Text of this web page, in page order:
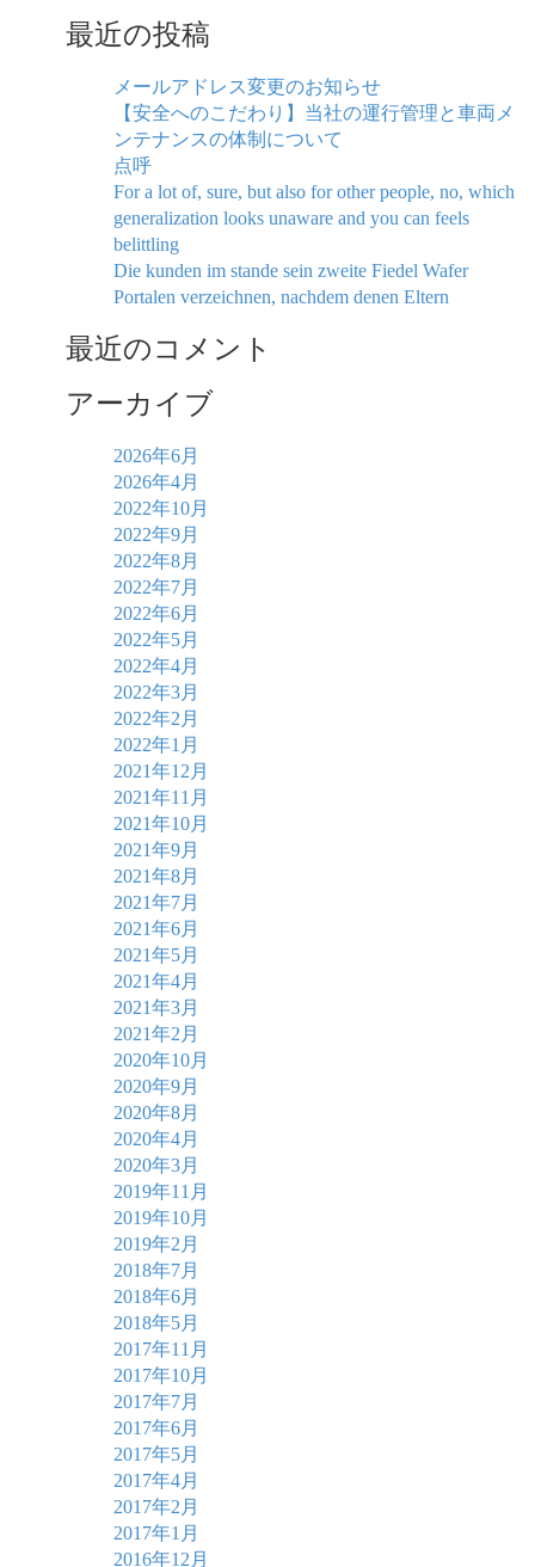
最近の投稿
メールアドレス変更のお知らせ
【安全へのこだわり】当社の運行管理と車両メ
ンテナンスの体制について
点呼
For a lot of, sure, but also for other people, no, which
generalization looks unaware and you can feels
belittling
Die kunden im stande sein zweite Fiedel Wafer
Portalen verzeichnen, nachdem denen Eltern
最近のコメント
アーカイブ
2026年6月
2026年4月
2022年10月
2022年9月
2022年8月
2022年7月
2022年6月
2022年5月
2022年4月
2022年3月
2022年2月
2022年1月
2021年12月
2021年11月
2021年10月
2021年9月
2021年8月
2021年7月
2021年6月
2021年5月
2021年4月
2021年3月
2021年2月
2020年10月
2020年9月
2020年8月
2020年4月
2020年3月
2019年11月
2019年10月
2019年2月
2018年7月
2018年6月
2018年5月
2017年11月
2017年10月
2017年7月
2017年6月
2017年5月
2017年4月
2017年2月
2017年1月
2016年12月